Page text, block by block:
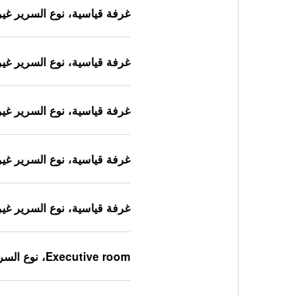
غرفة قياسية، نوع السرير
غرفة قياسية، نوع السرير
غرفة قياسية، نوع السرير
غرفة قياسية، نوع السرير
غرفة قياسية، نوع السرير
Executive room، نوع السرير غير معروف